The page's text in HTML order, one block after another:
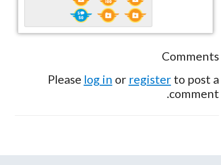
Comments
Please log in or registerto post a
comment.